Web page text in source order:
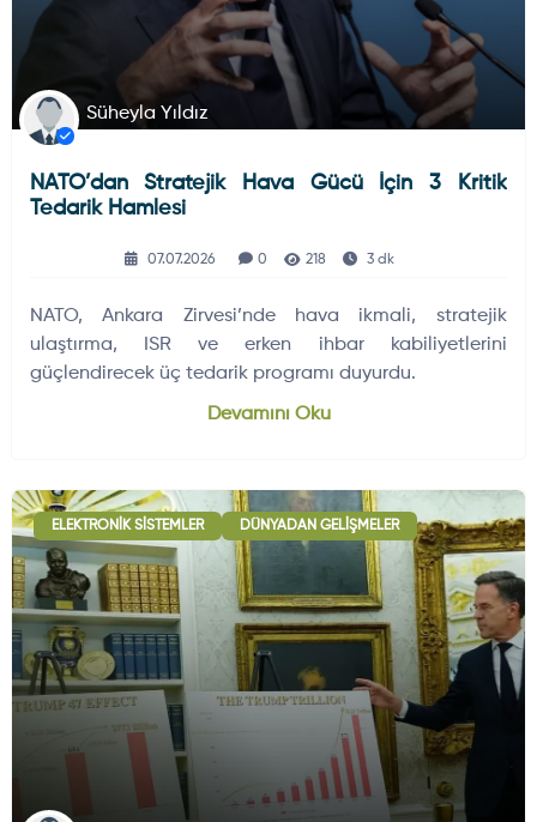
Süheyla Yıldız
NATO’dan Stratejik Hava Gücü İçin 3 Kritik
Tedarik Hamlesi
07.07.2026 0 218 3 dk
NATO, Ankara Zirvesi’nde hava ikmali, stratejik
ulaştırma, ISR ve erken ihbar kabiliyetlerini
güçlendirecek üç tedarik programı duyurdu.
Devamını Oku
ELEKTRONIK SISTEMLER DÜNYADAN GELIŞMELER